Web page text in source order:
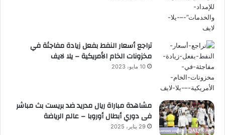
تراجع أسعار النفط بفعل زيادة مفاجئة في
مخزونات الخام الأمريكية – يلا لايف
10 مايو، 2023
مشاهدة مباراة ريال مدريد ضد بريست بث مباشر
فى دوري أبطال أوروبا – عالم الرياضة
29 يناير، 2025